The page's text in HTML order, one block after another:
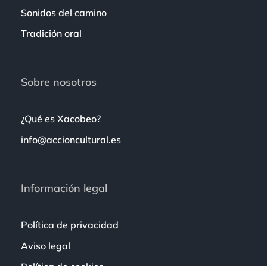
Sonidos del camino
Tradición oral
Sobre nosotros
¿Qué es Xacobeo?
info@accioncultural.es
Información legal
Política de privacidad
Aviso legal